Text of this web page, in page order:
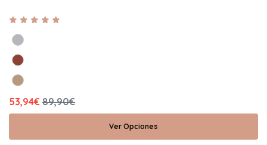
53,94€ 89,90€
Ver Opciones